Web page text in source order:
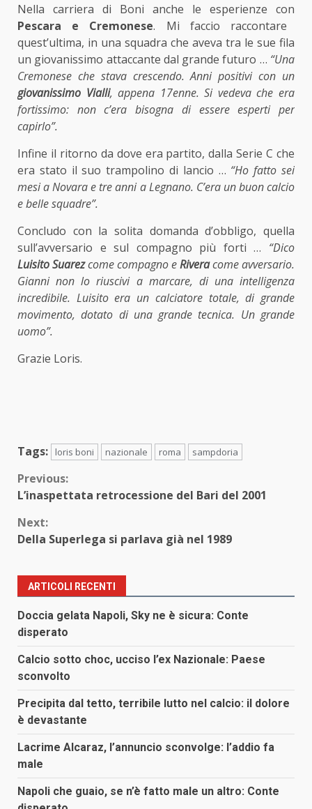
Nella carriera di Boni anche le esperienze con
Pescara e Cremonese. Mi faccio raccontare
quest’ultima, in una squadra che aveva tra le sue fila
un giovanissimo attaccante dal grande futuro … “Una
Cremonese che stava crescendo. Anni positivi con un
giovanissimo Vialli, appena 17enne. Si vedeva che era
fortissimo: non c’era bisogna di essere esperti per
capirlo”.
Infine il ritorno da dove era partito, dalla Serie C che
era stato il suo trampolino di lancio … “Ho fatto sei
mesi a Novara e tre anni a Legnano. C’era un buon calcio
e belle squadre”.
Concludo con la solita domanda d’obbligo, quella
sull’avversario e sul compagno più forti … “Dico
Luisito Suarezcome compagno eRiveracome avversario.
Gianni non lo riuscivi a marcare, di una intelligenza
incredibile. Luisito era un calciatore totale, di grande
movimento, dotato di una grande tecnica. Un grande
uomo”.
Grazie Loris.
Tags: loris boni nazionale roma sampdoria
Continue
Reading
Previous:
L’inaspettata retrocessione del Bari del 2001
Next:
Della Superlega si parlava già nel 1989
ARTICOLI RECENTI
Doccia gelata Napoli, Sky ne è sicura: Conte
disperato
Calcio sotto choc, ucciso l’ex Nazionale: Paese
sconvolto
Precipita dal tetto, terribile lutto nel calcio: il dolore
è devastante
Lacrime Alcaraz, l’annuncio sconvolge: l’addio fa
male
Napoli che guaio, se n’è fatto male un altro: Conte